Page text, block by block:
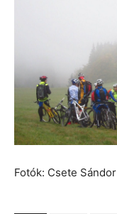
Fotók: Csete Sándor